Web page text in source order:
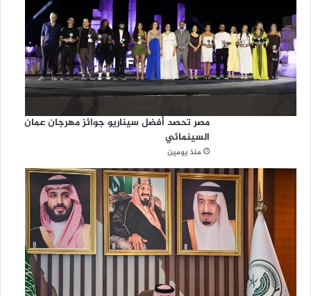
مصر تحصد أفضل سيناريو جوائز مهرجان عمان
السينمائي
منذ يومين